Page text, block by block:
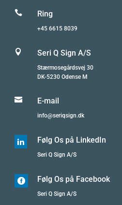
 Ring
+45 6615 8039
 Seri Q Sign A/S
Stærmosegårdsvej 30
DK-5230 Odense M
 E-mail
info@seriqsign.dk
 Følg Os på LinkedIn
Seri Q Sign A/S
 Følg Os på Facebook
Seri Q Sign A/S